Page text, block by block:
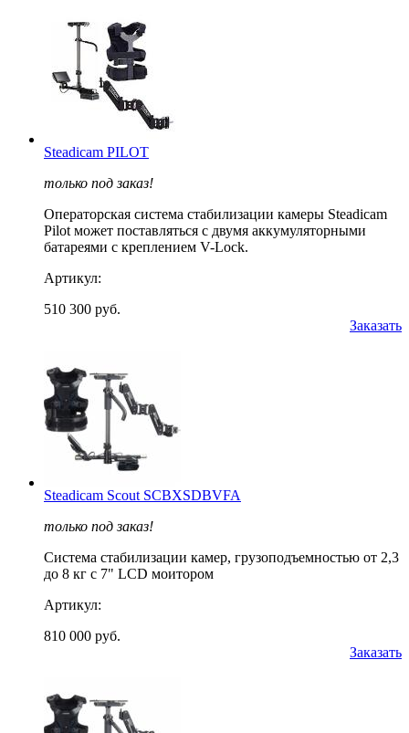
Steadicam PILOT
только под заказ!
Операторская система стабилизации камеры Steadicam
Pilot может поставляться с двумя аккумуляторными
батареями c креплением V-Lock.
Артикул:
510 300 руб.
Заказать
Steadicam Scout SCBXSDBVFA
только под заказ!
Cистема стабилизации камер, грузоподъемностью от 2,3
до 8 кг c 7" LCD моитором
Артикул:
810 000 руб.
Заказать